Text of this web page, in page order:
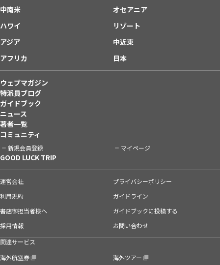
中南米
オセアニア
ハワイ
リゾート
アジア
中近東
アフリカ
日本
ウェブマガジン
特派員ブログ
ガイドブック
ニュース
著者一覧
コミュニティ
新規会員登録 マイページ
GOOD LUCK TRIP
運営会社
プライバシーポリシー
利用規約
ガイドライン
書店御担当者様へ
ガイドブックに投稿する
採用情報
お問い合わせ
関連サービス
海外航空券
海外ツアー